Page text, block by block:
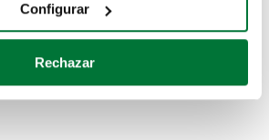
analizándolo activamente
específicas (huellas
sobre cómo se procesan sus
Configurar
Rechazar